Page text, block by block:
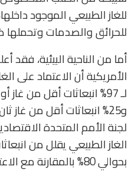
للغاز الطبيعي الموجود
للحرائق والصدمات وتحملها
أما من الناحية البيئية، فقد
لـ 97% انبعاثات أقل من
و25% انبعاثات أقل من
لجنة الأمم المتحدة
الغاز الطبيعي يقلل من
بحوالي 80% بالمقارنة مع الاعتماد على البنزين والديزل.